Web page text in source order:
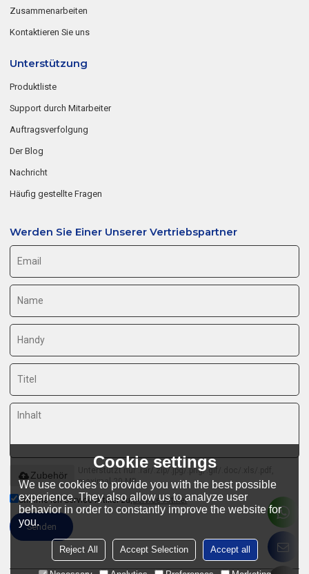
Zusammenarbeiten
Kontaktieren Sie uns
Unterstützung
Produktliste
Support durch Mitarbeiter
Auftragsverfolgung
Der Blog
Nachricht
Häufig gestellte Fragen
Werden Sie Einer Unserer Vertriebspartner
Unterstützt nur .rar/.zip/.jpg/.png/.gif/.doc/.xls/.pdf,
maximal 20 MB
Zubehör
Stimme ich Service-Artikel zu,Service-Artikel
Senden
Cookie settings
We use cookies to provide you with the best possible
experience. They also allow us to analyze user
behavior in order to constantly improve the website for
you.
Reject All Accept Selection Accept all